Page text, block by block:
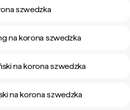
szwedzka
na korona szwedzka
na korona szwedzka
na korona szwedzka